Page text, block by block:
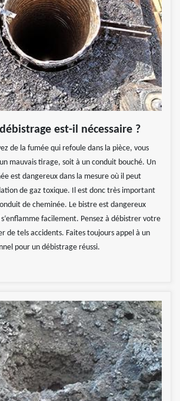
est-il nécessaire ?
de la fumée qui refoule dans la pièce, vous
mauvais tirage, soit à un conduit bouché. Un
est dangereux dans la mesure où il peut
de gaz toxique. Il est donc très important
de cheminée. Le bistre est dangereux
facilement. Pensez à débistrer votre
de tels accidents. Faites toujours appel à un
pour un débistrage réussi.